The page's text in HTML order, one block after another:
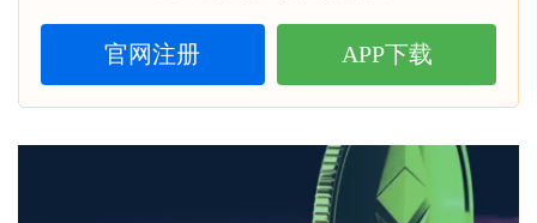
官网注册 APP下载